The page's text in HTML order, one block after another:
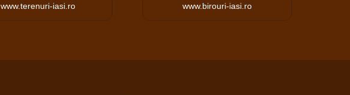
www.terenuri-iasi.ro www.birouri-iasi.ro